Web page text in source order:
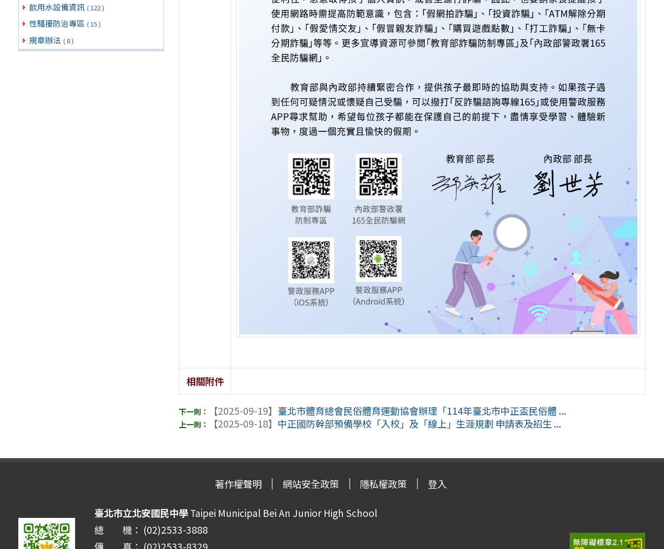
飲用水設備資訊 ( 122 )
性騷擾防治專區 ( 15 )
規章辦法 ( 8 )
相關附件
【2025-09-19】 臺北市體育總會民俗體育運動協會辦理「114年臺北市中正盃民俗體 ...
【2025-09-18】 中正國防幹部預備學校「入校」及「線上」生涯規劃 申請表及招生 ...
著作權聲明 網站安全政策 隱私權政策 登入
臺北市立北安國民中學Taipei Municipal Bei An Junior High School
總 機： (02)2533-3888